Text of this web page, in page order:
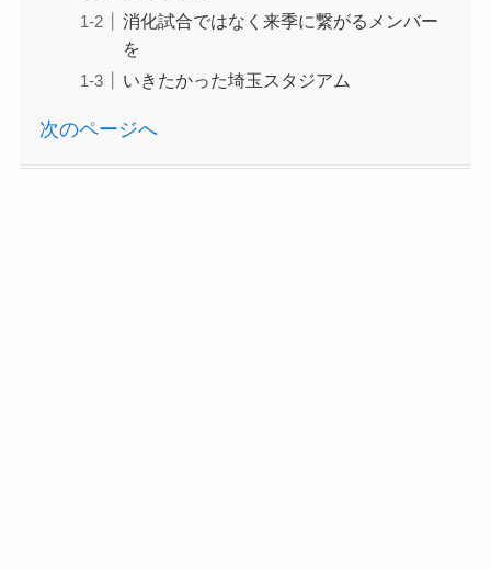
消化試合ではなく来季に繋がるメンバー
を
いきたかった埼玉スタジアム
次のページへ